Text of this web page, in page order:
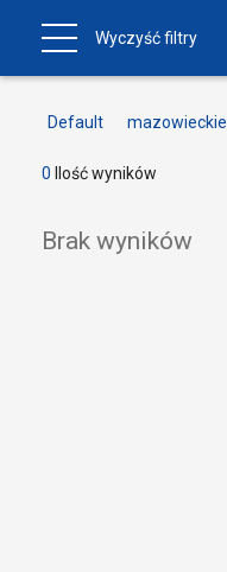
Wyczyść filtry
Default mazowieckie
0 Ilość wyników
Brak wyników